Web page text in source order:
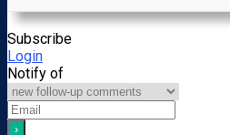
Subscribe
Login
Notify of